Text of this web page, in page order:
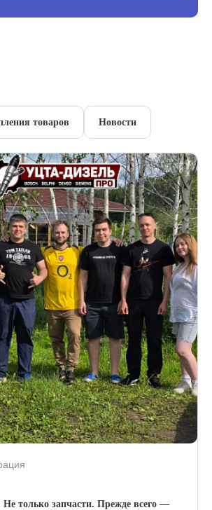
товаров Новости
только запчасти. Прежде всего —